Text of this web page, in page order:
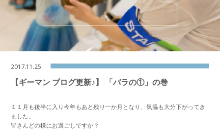
2017.11.25
【ギーマン ブログ更新♪】 「バラの①」の巻
１１月も後半に入り今年もあと残り一か月となり、気温も大分下がってき
ました。
皆さんどの様にお過ごしですか？